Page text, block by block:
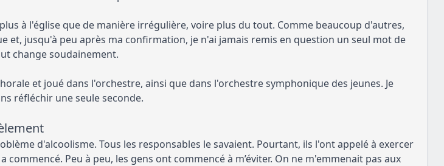
à l'église que de manière irrégulière, voire plus du tout. Comme beaucoup d'autres,
et, jusqu'à peu après ma confirmation, je n'ai jamais remis en question un seul mot de
change soudainement.
et joué dans l'orchestre, ainsi que dans l'orchestre symphonique des jeunes. Je
réfléchir une seule seconde.
d'alcoolisme. Tous les responsables le savaient. Pourtant, ils l'ont appelé à exercer
Peu à peu, les gens ont commencé à m’éviter. On ne m'emmenait pas aux